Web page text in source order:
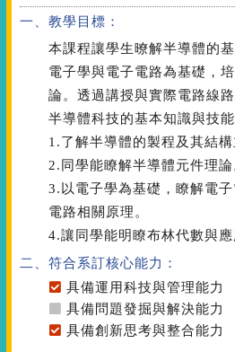
一、教學目標：
本課程讓學生暸解半導體的
電子學與電子電路為基礎，
論。透過講授與實際電路線
半導體科技的基本知識與技
1.了解半導體的製程及其結構
2.同學能瞭解半導體元件理論
3.以電子學為基礎，瞭解電
電路相關原理。
4.讓同學能明瞭布林代數與應
二、符合系訂核心能力：
具備運用科技與管理能力
具備問題發掘與解決能力
具備創新思考與整合能力